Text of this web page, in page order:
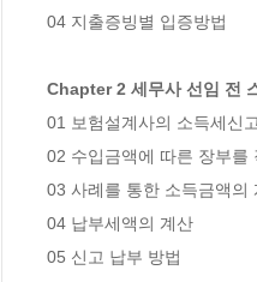
04 지출증빙별 입증방법
Chapter 2 세무사 선임 전
01 보험설계사의 소득세신
02 수입금액에 따른 장부를
03 사례를 통한 소득금액의
04 납부세액의 계산
05 신고 납부 방법